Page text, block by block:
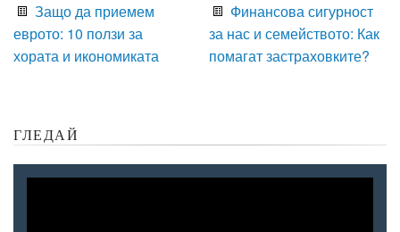
Защо да приемем
еврото: 10 ползи за
хората и икономиката
Финансова сигурност
за нас и семейството: Как
помагат застраховките?
ГЛЕДАЙ